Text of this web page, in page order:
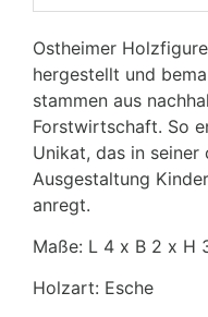
Ostheimer
hergestellt und
stammen aus
Forstwirtschaft. So
Unikat, das in
Ausgestaltung
anregt.
Maße: L 4 x B 2 x H
Holzart: Esche